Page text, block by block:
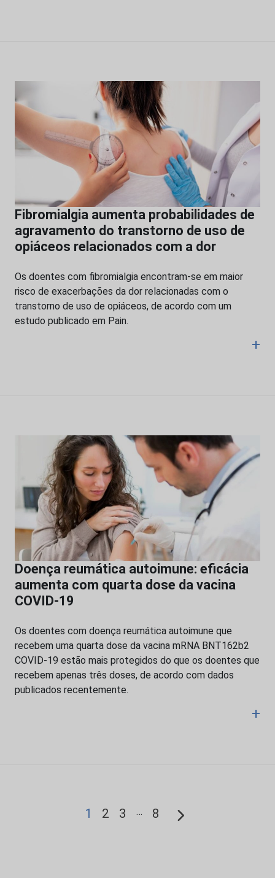
Fibromialgia aumenta probabilidades de
agravamento do transtorno de uso de
opiáceos relacionados com a dor
Os doentes com fibromialgia encontram-se em maior
risco de exacerbações da dor relacionadas com o
transtorno de uso de opiáceos, de acordo com um
estudo publicado em Pain.
+
Doença reumática autoimune: eficácia
aumenta com quarta dose da vacina
COVID-19
Os doentes com doença reumática autoimune que
recebem uma quarta dose da vacina mRNA BNT162b2
COVID-19 estão mais protegidos do que os doentes que
recebem apenas três doses, de acordo com dados
publicados recentemente.
+
1 2 3 … 8